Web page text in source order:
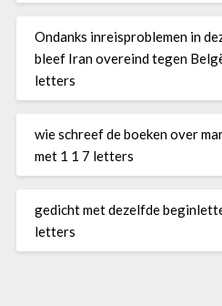
Ondanks inreisproblemen in
bleef Iran overeind tegen
letters
wie schreef de boeken over
met 1 1 7 letters
gedicht met dezelfde
letters